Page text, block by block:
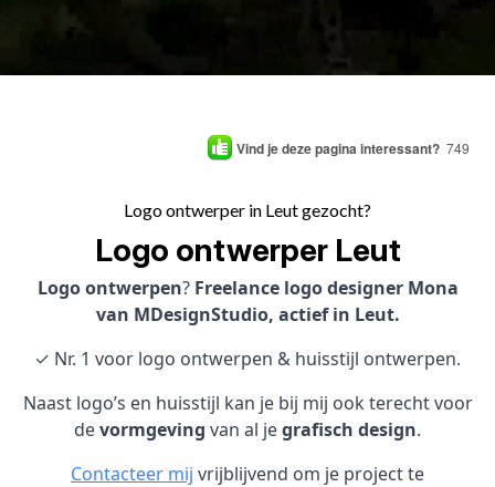
Vind je deze pagina interessant? 749
Logo ontwerper in Leut gezocht?
Logo ontwerper Leut
Logo ontwerpen? Freelance logo designer Mona
van MDesignStudio, actief in Leut.
✓ Nr. 1 voor logo ontwerpen & huisstijl ontwerpen.
Naast logo’s en huisstijl kan je bij mij ook terecht voor
devormgeving van al jegrafisch design.
Contacteer mij vrijblijvend om je project te